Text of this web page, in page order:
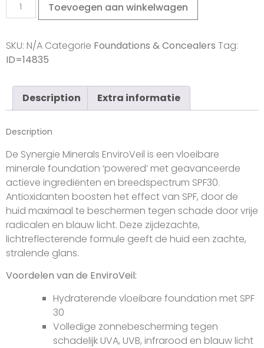
Toevoegen aan winkelwagen
SKU: N/A Categorie Foundations & Concealers Tag:
ID=14835
Description Extra informatie
Description
De Synergie Minerals EnviroVeil is een vloeibare
minerale foundation ‘powered’ met geavanceerde
actieve ingrediënten en breedspectrum SPF30.
Antioxidanten boosten het effect van SPF, door de
huid maximaal te beschermen tegen schade door vrije
radicalen en blauw licht. Deze zijdezachte,
lichtreflecterende formule geeft de huid een zachte,
stralende glans.
Voordelen van de EnviroVeil:
Hydraterende vloeibare foundation met SPF
30
Volledige zonnebescherming tegen
schadelijk UVA, UVB, infrarood en blauw licht